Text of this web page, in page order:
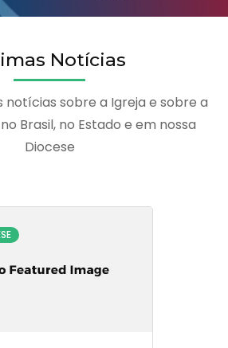
Notícias
notícias sobre a Igreja e sobre a
Brasil, no Estado e em nossa
Diocese